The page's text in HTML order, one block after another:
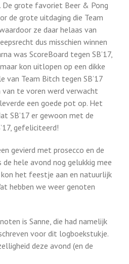
De grote favoriet Beer & Pong
de grote uitdaging die Team
ze daar helaas van
dus misschien winnen
was ScoreBoard tegen SB’17,
kon uitlopen op een dikke
van Team Bitch tegen SB’17
van te voren werd verwacht
een goede pot op. Het
SB’17 er gewoon met de
gefeliciteerd!
gevierd met prosecco en de
hele avond nog gelukkig mee
het feestje aan en natuurlijk
hebben we weer genoten
is Sanne, die had namelijk
voor dit logboekstukje.
deze avond (en de